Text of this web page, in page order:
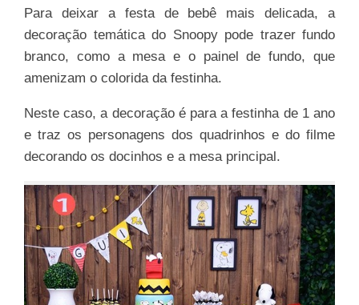
Para deixar a festa de bebê mais delicada, a
decoração temática do Snoopy pode trazer fundo
branco, como a mesa e o painel de fundo, que
amenizam o colorida da festinha.
Neste caso, a decoração é para a festinha de 1 ano
e traz os personagens dos quadrinhos e do filme
decorando os docinhos e a mesa principal.